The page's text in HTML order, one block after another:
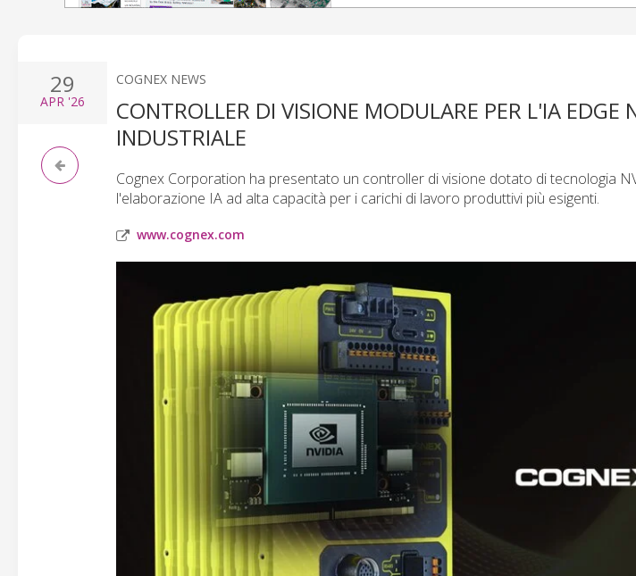
29
APR '26
COGNEX NEWS
CONTROLLER DI VISIONE MODULARE PER L'IA EDGE
INDUSTRIALE
Cognex Corporation ha presentato un controller di visione dotato di tecnologia
l'elaborazione IA ad alta capacità per i carichi di lavoro produttivi più esigenti.
www.cognex.com